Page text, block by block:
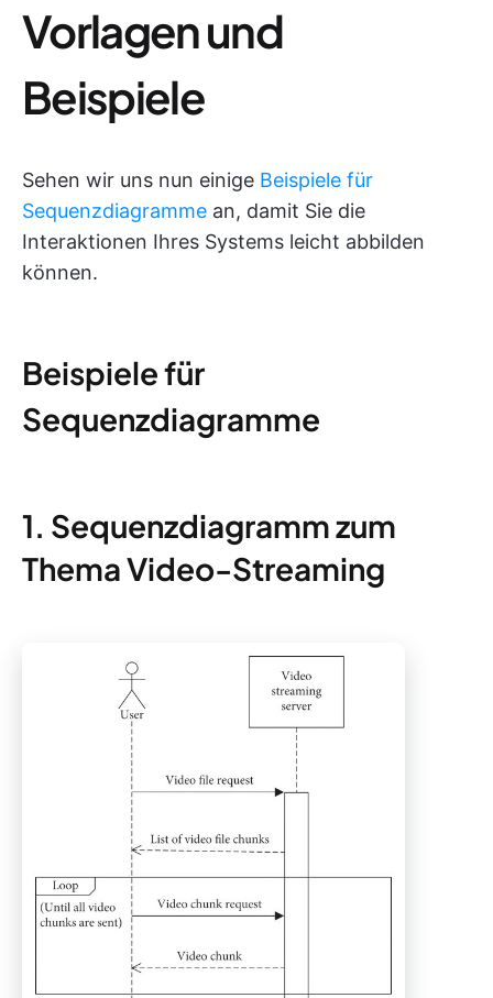
Vorlagen und
Beispiele
Sehen wir uns nun einige Beispiele für
Sequenzdiagramme an, damit Sie die
Interaktionen Ihres Systems leicht abbilden
können.
Beispiele für
Sequenzdiagramme
1. Sequenzdiagramm zum
Thema Video-Streaming